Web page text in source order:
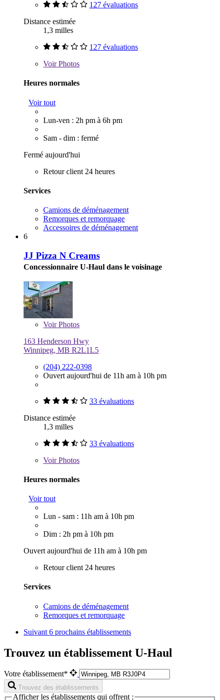
127 évaluations
Distance estimée
1,3 milles
127 évaluations
VoirPhotos
Heures normales
Voir tout
Lun-ven : 2h pm à 6h pm
Sam - dim : fermé
Fermé aujourd'hui
Retour client 24 heures
Services
Camions de déménagement
Remorques et remorquage
Accessoires de déménagement
6
JJ Pizza N Creams
Concessionnaire U-Haul dans le voisinage
VoirPhotos
163 Henderson Hwy
Winnipeg, MB R2L1L5
(204) 222-0398
Ouvert aujourd'hui de 11h am à 10h pm
33 évaluations
Distance estimée
1,3 milles
33 évaluations
VoirPhotos
Heures normales
Voir tout
Lun - sam : 11h am à 10h pm
Dim : 2h pm à 10h pm
Ouvert aujourd'hui de 11h am à 10h pm
Retour client 24 heures
Services
Camions de déménagement
Remorques et remorquage
Suivant 6 prochains établissements
Trouvez un établissement U-Haul
Votre établissement*
Trouvez des établissements
Afficher les établissements qui offrent :